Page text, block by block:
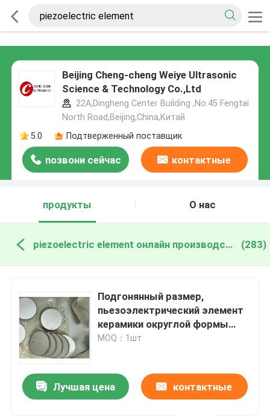
Beijing Cheng-cheng Weiye Ultrasonic
Science & Technology Co.,Ltd
22A,Dingheng Center Building ,No.45 Fengtai
North Road,Beijing,China,Китай
5.0
Подтверженный поставщик
позвони сейчас контактные
продукты
О нас
piezoelectric element онлайн производство (283)
Подгонянный размер,
пьезоэлектрический элемент
керамики округлой формы
Пьезо
MOQ：1шт
Лучшая цена контактные